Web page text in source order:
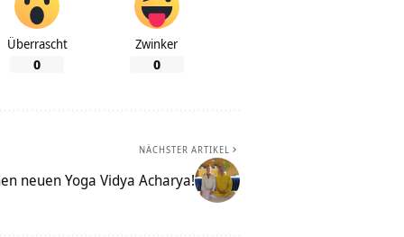
Überrascht
0
Zwinker
0
NÄCHSTER ARTIKEL
neuen Yoga Vidya Acharya!